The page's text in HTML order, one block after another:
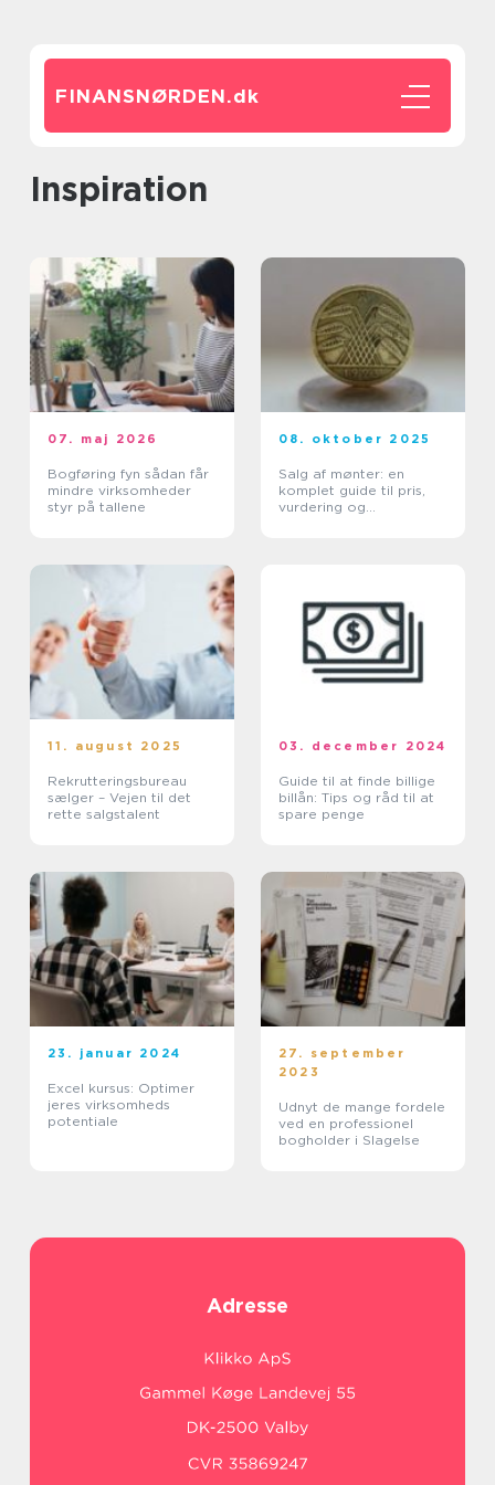
FINANSNØRDEN.dk
inspiration
07. maj 2026
Bogføring fyn sådan får
mindre virksomheder
styr på tallene
08. oktober 2025
Salg af mønter: en
komplet guide til pris,
vurdering og
11. august 2025
Rekrutteringsbureau
sælger – Vejen til det
rette salgstalent
03. december 2024
Guide til at finde billige
billån: Tips og råd til at
spare penge
23. januar 2024
Excel kursus: Optimer
jeres virksomheds
potentiale
27. september
2023
Udnyt de mange fordele
ved en professionel
bogholder i Slagelse
Adresse